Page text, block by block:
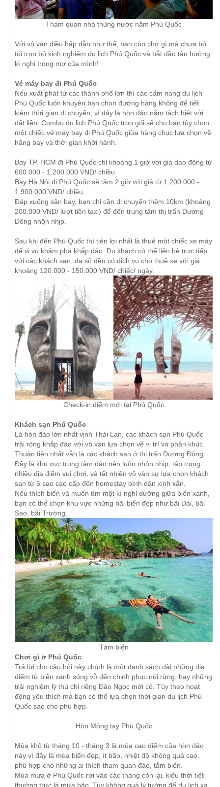
Tham quan nhà thùng nước nắm Phú Quốc
Với vô vàn điều hấp dẫn như thế, bạn còn chờ gì mà chưa bỏ
túi trọn bộ kinh nghiệm du lịch Phú Quốc và bắt đầu tận hưởng
kì nghỉ trong mơ của mình!
Vé máy bay đi Phú Quốc
Nếu xuất phát từ các thành phố lớn thì các cẩm nang du lịch
Phú Quốc luôn khuyên bạn chọn đường hàng không để tiết
kiệm thời gian di chuyển, vì đây là hòn đảo nằm tách biệt với
đất liền. Combo du lịch Phú Quốc trọn gói sẽ cho bạn tùy chọn
một chiếc vé máy bay đi Phú Quốc giữa hàng chục lựa chọn về
hãng bay và thời gian khởi hành.
Bay TP. HCM đi Phú Quốc chỉ khoảng 1 giờ với giá dao động từ
600.000 - 1.200.000 VND/ chiều
Bay Hà Nội đi Phú Quốc sẽ tầm 2 giờ với giá từ 1.200.000 -
1.900.000 VND/ chiều
Đáp xuống sân bay, bạn chỉ cần di chuyển thêm 10km (khoảng
200.000 VND/ lượt tiền taxi) để đến trung tâm thị trấn Dương
Đông nhộn nhịp.
Sau khi đến Phú Quốc thì tiện lợi nhất là thuê một chiếc xe máy
để vi vu khám phá khắp đảo. Du khách có thể liên hệ trực tiếp
với các khách sạn, đa số đều có dịch vụ cho thuê xe với giá
khoảng 120.000 - 150.000 VND/ chiếc/ ngày.
Check-in điểm mới tại Phú Quốc
Khách sạn Phú Quốc
Là hòn đảo lớn nhất vịnh Thái Lan, các khách sạn Phú Quốc
trải rộng khắp đảo với vô vàn lựa chọn về vị trí và phân khúc.
Thuận tiện nhất vẫn là các khách sạn ở thị trấn Dương Đông.
Đây là khu vực trung tâm đảo nên luôn nhộn nhịp, tập trung
nhiều địa điểm vui chơi, và tất nhiên vô vàn sự lựa chọn khách
sạn từ 5 sao cao cấp đến homestay bình dân xinh xắn.
Nếu thích biển và muốn tìm một kì nghỉ dưỡng giữa biển xanh,
bạn có thể chọn khu vực những bãi biển đẹp như bãi Dài, bãi
Sao, bãi Trường…
Tám biển
Chơi gì ở Phú Quốc
Trả lời cho câu hỏi này chính là một danh sách dài những địa
điểm từ biển xanh sóng vỗ đến chinh phục núi rừng, hay những
trải nghiệm lý thú chỉ riêng Đảo Ngọc mới có. Tùy theo hoạt
động yêu thích mà bạn có thể lựa chọn thời gian du lịch Phú
Quốc sao cho phù hợp.
Hòn Móng tay Phú Quốc
Mùa khô từ tháng 10 - tháng 3 là mùa cao điểm của hòn đảo
này vì đây là mùa biển đẹp, ít bão, nhiệt độ không quá cao,
phù hợp cho những ai thích tham quan đảo, tắm biển.
Mùa mưa ở Phú Quốc rơi vào các tháng còn lại, kiểu thời tiết
thường trực là mưa bão. Tuy không quá lý tưởng để du lịch xa